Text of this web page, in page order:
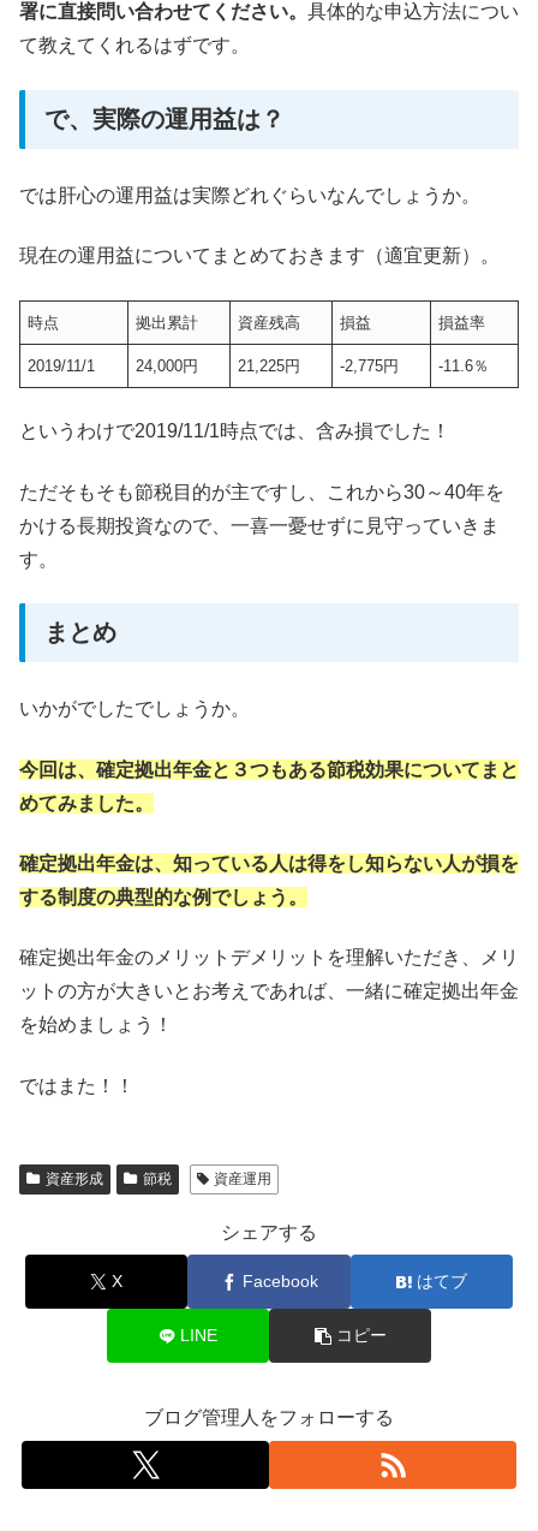
署に直接問い合わせてください。 具体的な申込方法につい
て教えてくれるはずです。
で、実際の運用益は？
では肝心の運用益は実際どれぐらいなんでしょうか。
現在の運用益についてまとめておきます（適宜更新）。
時点 拠出累計 資産残高 損益 損益率
2019/11/1 24,000円 21,225円 -2,775円 -11.6％
というわけで2019/11/1時点では、含み損でした！
ただそもそも節税目的が主ですし、これから30～40年を
かける長期投資なので、一喜一憂せずに見守っていきま
す。
まとめ
いかがでしたでしょうか。
今回は、確定拠出年金と３つもある節税効果についてまと
めてみました。
確定拠出年金は、知っている人は得をし知らない人が損を
する制度の典型的な例でしょう。
確定拠出年金のメリットデメリットを理解いただき、メリ
ットの方が大きいとお考えであれば、一緒に確定拠出年金
を始めましょう！
ではまた！！
資産形成 節税 資産運用
シェアする
X Facebook はてブ
LINE コピー
ブログ管理人をフォローする